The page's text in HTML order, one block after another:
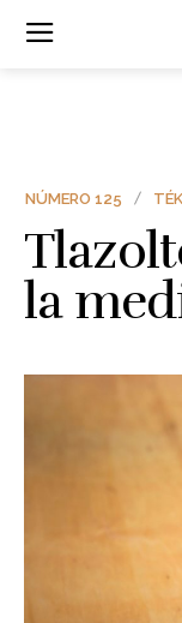
NÚMERO 125
la